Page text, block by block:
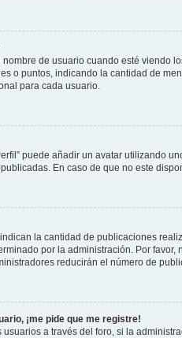
de usuario cuando esté
o puntos, indicando la cantidad de
para cada usuario.
puede añadir un avatar utilizando
En caso de que no este
la cantidad de publicaciones
por la administración. Por
reducirán el número de
¡me pide que me registre!
a través del foro, si la